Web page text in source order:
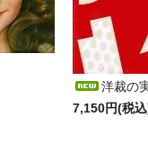
洋裁の
7,150円(税